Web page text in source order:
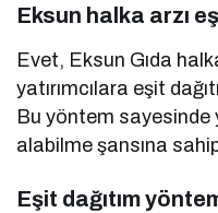
Eksun halka arzı
Evet, Eksun Gıda
yatırımcılara eşit
Bu yöntem sayesinde
alabilme şansına
Eşit dağıtım